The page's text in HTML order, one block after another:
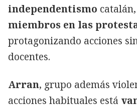
independentismo
miembros en las
protagonizando acciones
docentes.
Arran, grupo además
acciones habituales está